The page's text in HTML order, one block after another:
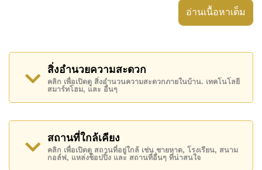
ความสะดวกระดับพรีเมียมบนชั้นดาดฟ้า เช่น สระ
ว่ายน้ำอินฟินิตี้จากุซซี่ และฟิตเนสที่มองเห็นวิวทะเล
WHY CHOOSE THIS PROJECT
สะดวกครบ และความต้องการเช่าสูง Pattaya Posh
ถือเป็นคอนโดที่ตอบโจทย์ทั้งอยู่อาศัยและการลงทุน
ไฮไลท์:
อ่านเนื้อหาเต็ม
สิ่งอำนวยความสะดวก
คลิก เพื่อเปิดดู สิ่งอำนวนความสะดวกภายในบ้าน. เทคโนโลยี
สมาร์ทโฮม, และ อื่นๆ
สถานที่ใกล้เคียง
คลิก เพื่อเปิดดู สถานที่อยู่ใกล้ เช่น ชายหาด, โรงเรียน, สนาม
กอล์ฟ, แหล่งช็อปปิ้ง และ สถานที่อื่นๆ ที่น่าสนใจ